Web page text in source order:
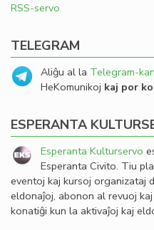
RSS-servo
TELEGRAM
Aliĝu al la Telegram-
HeKomunikoj kaj por
ESPERANTA
Esperanta Kulturservo
Esperanta Civito. Tiu
eventoj kaj kursoj organizataj
eldonaĵoj, abonon al revuoj
konatiĝi kun la aktivaĵoj kaj